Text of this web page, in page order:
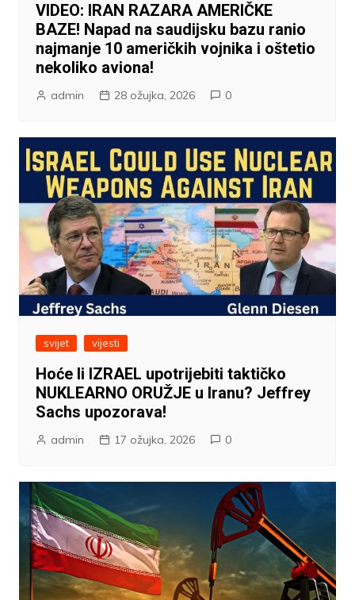
VIDEO: IRAN RAZARA AMERIČKE
BAZE! Napad na saudijsku bazu ranio
najmanje 10 američkih vojnika i oštetio
nekoliko aviona!
admin 28 ožujka, 2026 0
svijet vijesti
Hoće li IZRAEL upotrijebiti taktičko
NUKLEARNO ORUŽJE u Iranu? Jeffrey
Sachs upozorava!
admin 17 ožujka, 2026 0